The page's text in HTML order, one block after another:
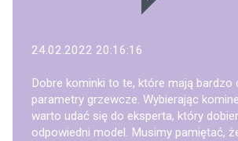
24.02.2022 20:16:16
Dobre kominki to te, które mają bardzo
parametry grzewcze. Wybierając
warto udać się do eksperta, który
odpowiedni model. Musimy pamiętać,